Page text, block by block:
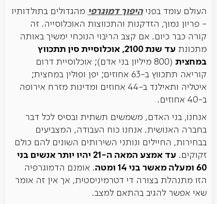
העולם עומד בפניהיפוך דמוגרפי מהגדולים בתולדותיו
- פריון נמוך, הזדקנות והתכווצות האוכלוסייה. זה
קורה כבר כיום. אם קצב הריבוי הנוכחי ימשיך באותה
מתכונת
עד שנת 2100, אוכלוסיית סין תתכווץ
במחצית
(800 מיליון בני אדם); אוכלוסיית דרום
קוריאה תתכווץ ב-63 אחוזים; יפן ופולין במחצית;
איטליה ותאילנד ב-44 אחוזים ומדינות מזרח אירופה
ב-40 אחוזים.
אנחנו, בני האדם, משמשים תשתית ובסיס לכל דבר
בחברה האנושית. אנחנו כוח העבודה, המצביעים
בבחירות, החיילים ונותני השירותים השונים להם כולם
זקוקים.
עד אמצע המאה ה-21 יהיו יותר אנשים בני
60 ומעלה מאשר בני 14 ומטה
. אומנם הדמוגרפיה
הזו מתנהלת בצורה די דטרמיניסטית, אך אין זה אומר
שאי אפשר להגיב בהתאם למצב.